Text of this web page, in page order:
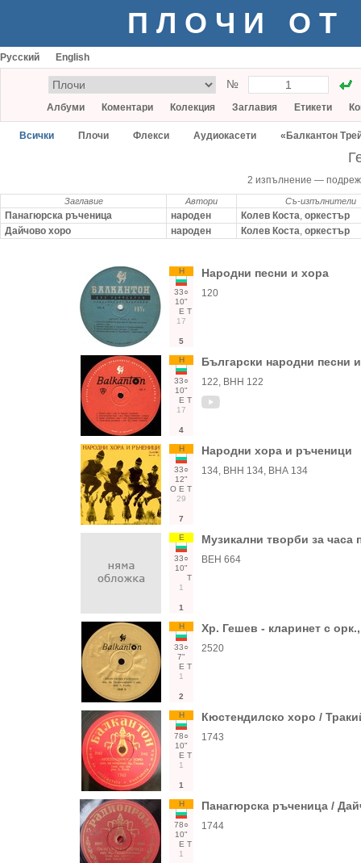
ПЛОЧИ ОТ
Русский English
№
Албуми Коментари Колекция Заглавия Етикети
Всички Плочи Флекси Аудиокасети «Балкантон
2 изпълнение —
Заглавие Автори Съ-изпълнители
Панагюрска ръченица народен Колев Коста, оркестър
Дайчово хоро
народен Колев Коста, оркестър
Н
33○
10"
Е Т
17
5
Народни песни и хора
120
Н
33○
10"
Е Т
17
4
Български народни песни
122, ВНН 122
Н
33○
12"
О Е Т
29
7
Народни хора и ръченици
134, ВНН 134, ВНА 134
Е
33○
10"
Т
1
1
Музикални творби за часа
ВЕН 664
Н
33○
7"
Е Т
1
2
Хр. Гешев - кларинет с
2520
Н
78○
10"
Е Т
1
1
Кюстендилско хоро /
1743
Н
78○
10"
Е Т
1
Панагюрска ръченица /
1744